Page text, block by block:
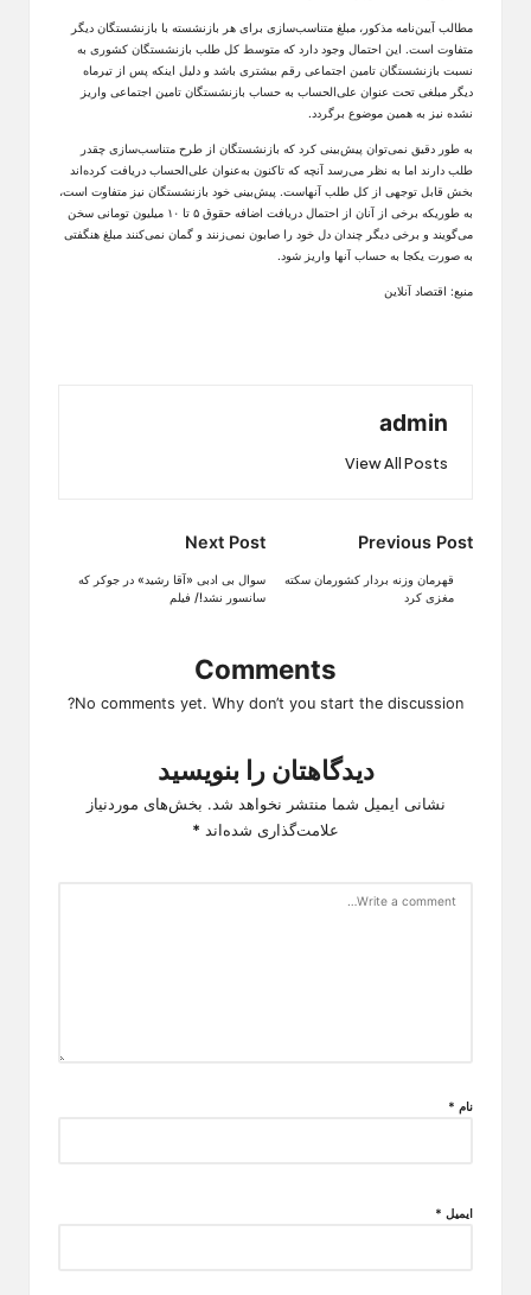
مطالب آیین‌نامه مذکور، مبلغ متناسب‌سازی برای هر بازنشسته با بازنشستگان دیگر
متفاوت است. این احتمال وجود دارد که متوسط کل طلب بازنشستگان کشوری به
نسبت بازنشستگان تامین اجتماعی رقم بیشتری باشد و دلیل اینکه پس از تیرماه
دیگر مبلغی تحت عنوان علی‌الحساب به حساب بازنشستگان تامین اجتماعی واریز
نشده نیز به همین موضوع برگردد.
به طور دقیق نمی‌توان پیش‌بینی کرد که بازنشستگان از طرح متناسب‌سازی چقدر
طلب دارند اما به نظر می‌رسد آنچه که تاکنون به‌عنوان علی‌الحساب دریافت کرده‌اند
بخش قابل توجهی از کل طلب آنهاست. پیش‌بینی خود بازنشستگان نیز متفاوت است،
به طوریکه برخی از آنان از احتمال دریافت اضافه حقوق ۵ تا ۱۰ میلیون تومانی سخن
می‌گویند و برخی دیگر چندان دل خود را صابون نمی‌زنند و گمان نمی‌کنند مبلغ هنگفتی
به صورت یکجا به حساب آنها واریز شود.
منبع: اقتصاد آنلاین
admin
View All Posts
Post
navigation
Previous Post
قهرمان وزنه بردار کشورمان سکته
مغزی کرد
Next Post
سوال بی ادبی «آقا رشید» در جوکر که
سانسور نشد!/ فیلم
Comments
No comments yet. Why don’t you start the discussion?
دیدگاهتان را بنویسید
نشانی ایمیل شما منتشر نخواهد شد. بخش‌های موردنیاز
علامت‌گذاری شده‌اند *
نام *
ایمیل *